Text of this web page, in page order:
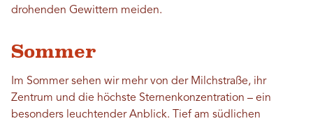
drohenden Gewittern meiden.
Sommer
Im Sommer sehen wir mehr von der Milchstraße, ihr
Zentrum und die höchste Sternenkonzentration – ein
besonders leuchtender Anblick. Tief am südlichen